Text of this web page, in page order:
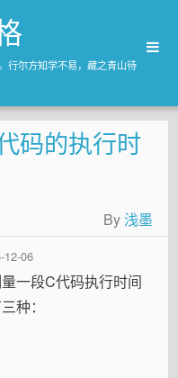
行尔方知学不易，藏之青山待
码的执行时
By浅墨
12-06
一段C代码执行时间
种：